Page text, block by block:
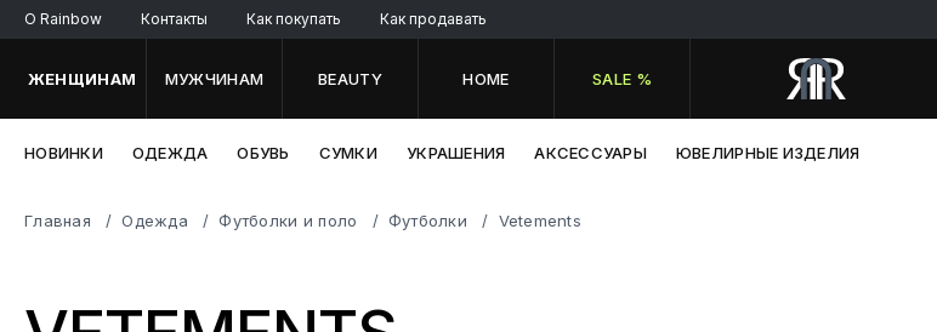
O Rainbow Контакты Как покупать Как продавать
ЖЕНЩИНАМ МУЖЧИНАМ BEAUTY HOME SALE %
НОВИНКИ ОДЕЖДА ОБУВЬ СУМКИ УКРАШЕНИЯ АКСЕССУАРЫ ЮВЕЛИРНЫЕ ИЗДЕЛИЯ
Главная Одежда Футболки и поло Футболки Vetements